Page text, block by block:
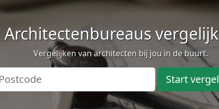
Architectenbureaus
Vergelijken van architecten bij jou in de buurt.
Start